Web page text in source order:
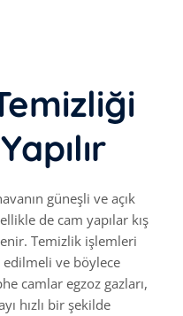
güneşli ve açık
de cam yapılar kış
Temizlik işlemleri
edilmeli ve böylece
camlar egzoz gazları,
hızlı bir şekilde